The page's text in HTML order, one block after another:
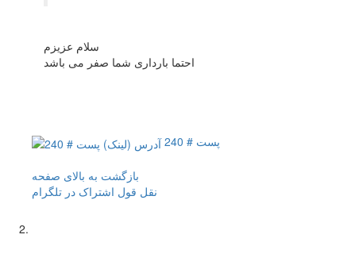
سلام عزیزم
احتما بارداری شما صفر می باشد
پست # 240
بازگشت به بالای صفحه
نقل قول اشتراک در تلگرام